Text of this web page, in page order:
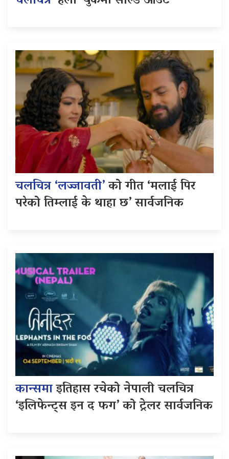
चलचित्र ‘लज्जावती’को गीत ‘मलाई पिर
परेको तिम्लाई के थाहा छ’ सार्वजनिक
कान्समाइतिहास रचेको नेपाली चलचित्र
‘इलिफेन्ट्स इन द फग’ को ट्रेलर सार्वजनिक